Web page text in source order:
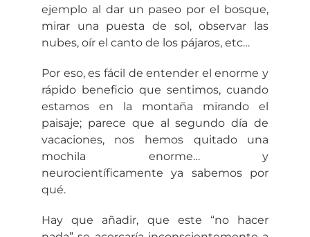
ejemplo al dar un paseo por el bosque,
mirar una puesta de sol, observar las
nubes, oír el canto de los pájaros, etc…
Por eso, es fácil de entender el enorme y
rápido beneficio que sentimos, cuando
estamos en la montaña mirando el
paisaje; parece que al segundo día de
vacaciones, nos hemos quitado una
mochila enorme… y
neurocientíficamente ya sabemos por
qué.
Hay que añadir, que este “no hacer